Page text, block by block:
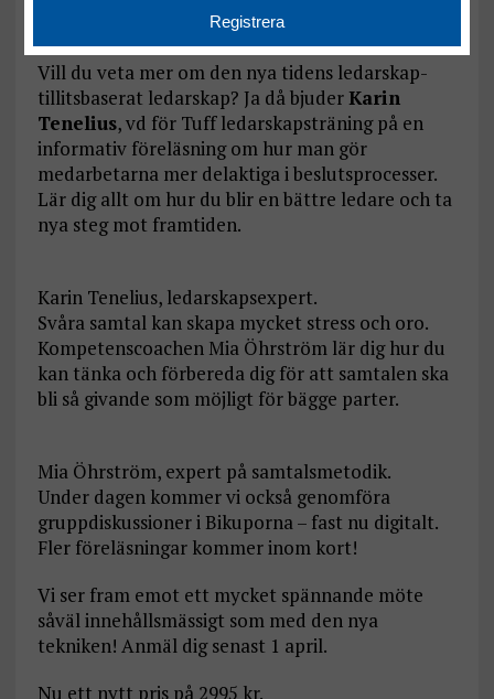
Olof Röhlander, flerfaldigt utsedd till Årets
Talare.
Vill du veta mer om den nya tidens ledarskap-
tillitsbaserat ledarskap? Ja då bjuderKarin
Tenelius, vd för Tuff ledarskapsträning på en
informativ föreläsning om hur man gör
medarbetarna mer delaktiga i beslutsprocesser.
Lär dig allt om hur du blir en bättre ledare och ta
nya steg mot framtiden.
Karin Tenelius, ledarskapsexpert.
Svåra samtal kan skapa mycket stress och oro.
Kompetenscoachen Mia Öhrström lär dig hur du
kan tänka och förbereda dig för att samtalen ska
bli så givande som möjligt för bägge parter.
Mia Öhrström, expert på samtalsmetodik.
Under dagen kommer vi också genomföra
gruppdiskussioner i Bikuporna – fast nu digitalt.
Fler föreläsningar kommer inom kort!
Vi ser fram emot ett mycket spännande möte
såväl innehållsmässigt som med den nya
tekniken! Anmäl dig senast 1 april.
Nu ett nytt pris på 2995 kr.